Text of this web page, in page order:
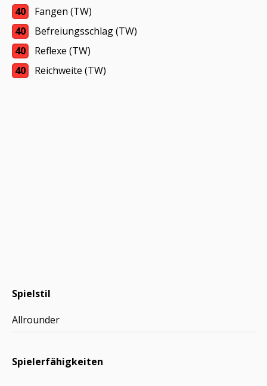
40
Fangen (TW)
40
Befreiungsschlag (TW)
40
Reflexe (TW)
40
Reichweite (TW)
Spielstil
Allrounder
Spielerfähigkeiten